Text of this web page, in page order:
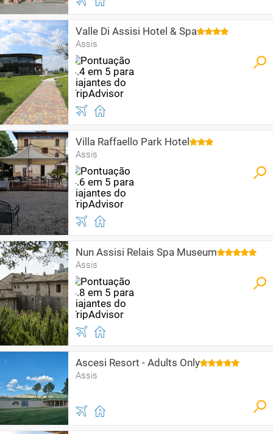
Valle Di Assisi Hotel & Spa
Assis
Villa Raffaello Park Hotel
Assis
Nun Assisi Relais Spa Museum
Assis
Ascesi Resort - Adults Only
Assis